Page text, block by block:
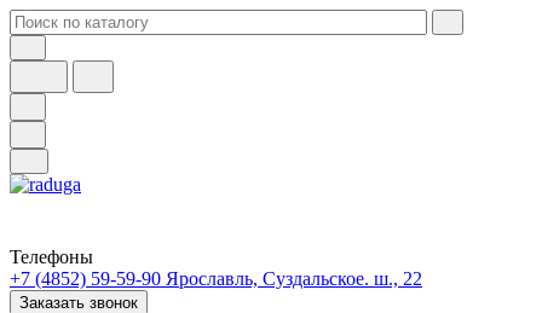
Телефоны
+7 (4852) 59-59-90 Ярославль, Суздальское. ш., 22
Заказать звонок